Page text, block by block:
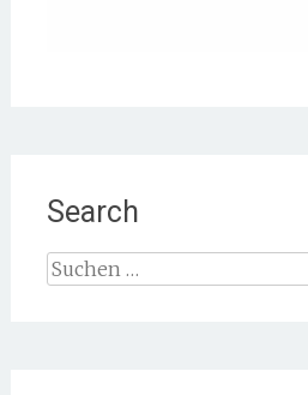
Search
Suche
nach: